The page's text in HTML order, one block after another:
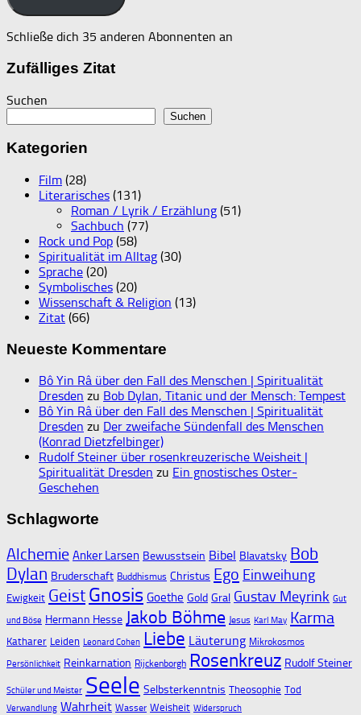
Schließe dich 35 anderen Abonnenten an
Zufälliges Zitat
Suchen
Suchen
Kategorien
Film (28)
Literarisches (131)
Roman / Lyrik / Erzählung (51)
Sachbuch (77)
Rock und Pop (58)
Spiritualität im Alltag (30)
Sprache (20)
Symbolisches (20)
Wissenschaft & Religion (13)
Zitat (66)
Neueste Kommentare
Bô Yin Râ über den Fall des Menschen | Spiritualität
Dresden zu Bob Dylan, Titanic und der Mensch: Tempest
Bô Yin Râ über den Fall des Menschen | Spiritualität
Dresden zu Der zweifache Sündenfall des Menschen
(Konrad Dietzfelbinger)
Rudolf Steiner über rosenkreuzerische Weisheit |
Spiritualität Dresden zu Ein gnostisches Oster-
Geschehen
Schlagworte
Alchemie Anker Larsen Bewusstsein Bibel Blavatsky Bob
Dylan Bruderschaft Buddhismus Christus Ego Einweihung
Ewigkeit Geist Gnosis Goethe Gold Gral Gustav Meyrink Gut
und Böse Hermann Hesse Jakob Böhme Jesus Karl May Karma
Katharer Leiden Leonard Cohen Liebe Läuterung Mikrokosmos
Persönlichkeit Reinkarnation Rijckenborgh Rosenkreuz Rudolf Steiner
Schüler und Meister Seele Selbsterkenntnis Theosophie Tod
Verwandlung Wahrheit Wasser Weisheit Widerspruch